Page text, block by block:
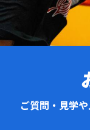
ご質問・見学